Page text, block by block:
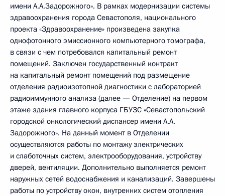
имени А.А.Задорожного». В рамках модернизации системы
здравоохранения города Севастополя, национального
проекта «Здравоохранение» произведена закупка
однофотонного эмиссионного компьютерного томографа,
в связи с чем потребовался капитальный ремонт
помещений. Заключен государственный контракт
на капитальный ремонт помещений под размещение
отделения радиоизотопной диагностики с лабораторией
радиоиммунного анализа (далее — Отделение) на первом
этаже здания главного корпуса ГБУЗС «Севастопольский
городской онкологический диспансер имени А.А.
Задорожного». На данный момент в Отделении
осуществляются работы по монтажу электрических
и слаботочных систем, электрооборудования, устройству
дверей, вентиляции. Дополнительно выполняется ремонт
наружных сетей водоснабжения и канализаций. Завершены
работы по устройству окон, внутренних систем отопления